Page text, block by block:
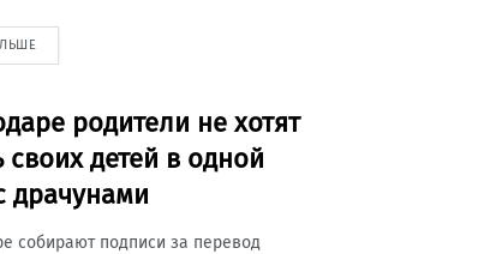
родители не хотят
своих детей в одной
драчунами
собирают подписи за перевод